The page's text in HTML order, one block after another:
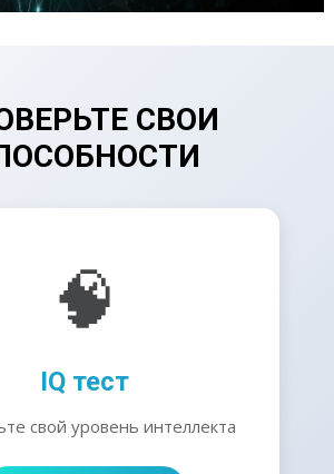
СВОИ
🧠
IQ тест
свой уровень интеллекта